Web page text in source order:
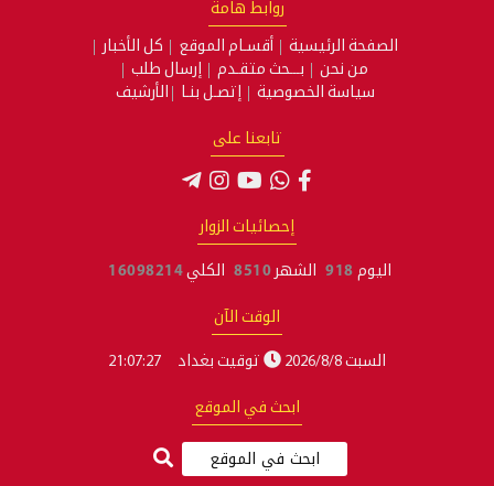
روابط هامة
الصفحة الرئيسية أقسـام الموقع
كل الأخبار
من نحن
بـــحث متقـدم
إرسال طلب
سياسة الخصوصية
إتصـل بنـا الأرشيف
تابعنا على
إحصائيات الزوار
اليوم 918 الشهر 8510 الكلي 16098214
الوقت الآن
السبت 2026/8/8 توقيت بغداد 21:07:27
ابحث في الموقع